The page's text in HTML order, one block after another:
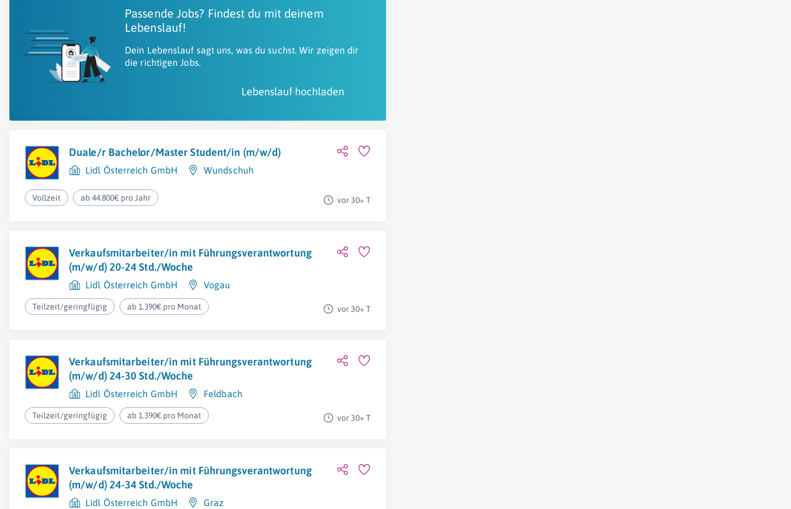
Passende Jobs? Findest du mit deinem
Lebenslauf!
Dein Lebenslauf sagt uns, was du suchst. Wir zeigen dir
die richtigen Jobs.
Lebenslauf hochladen
Duale/r Bachelor/Master Student/in (m/w/d)
Lidl Österreich GmbH Wundschuh
Vollzeit ab 44.800€ pro Jahr vor 30+ T
Verkaufsmitarbeiter/in mit Führungsverantwortung
(m/w/d) 20-24 Std./Woche
Lidl Österreich GmbH Vogau
Teilzeit/geringfügig ab 1.390€ pro Monat vor 30+ T
Verkaufsmitarbeiter/in mit Führungsverantwortung
(m/w/d) 24-30 Std./Woche
Lidl Österreich GmbH Feldbach
Teilzeit/geringfügig ab 1.390€ pro Monat vor 30+ T
Verkaufsmitarbeiter/in mit Führungsverantwortung
(m/w/d) 24-34 Std./Woche
Lidl Österreich GmbH Graz